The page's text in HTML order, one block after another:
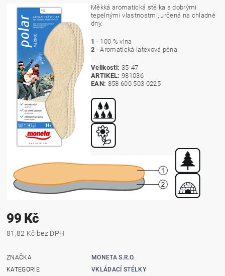
Měkká aromatická stélka s dobrými
tepelnými vlastnostmi, určená na chladné
dny.
1 - 100 % vlna
2 - Aromatická latexová pěna
Velikosti: 35-47
ARTIKEL: 981036
EAN: 858 600 503 0225
99 Kč
81,82 Kč bez DPH
ZNAČKA
MONETA S.R.O.
KATEGORIE
VKLÁDACÍ STÉLKY